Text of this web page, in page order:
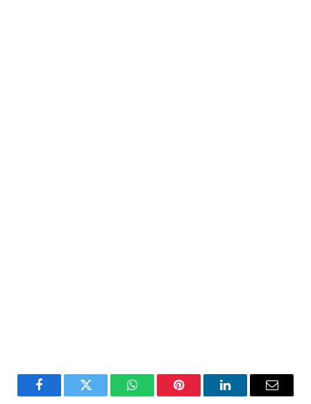
FacebookTwitter WhatsAppPinterest LinkedInEmail